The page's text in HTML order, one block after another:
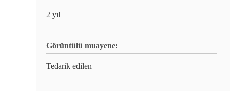
2 yıl
Görüntülü muayene:
Tedarik edilen